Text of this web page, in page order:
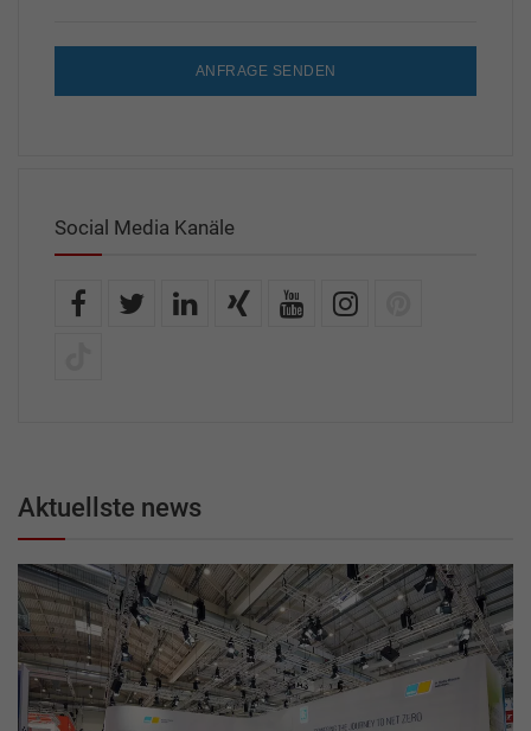
ANFRAGE SENDEN
Social Media Kanäle
Aktuellste news